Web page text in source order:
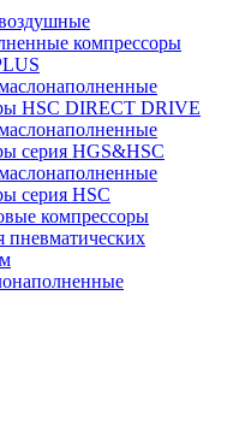
компрессоры
HSC DIRECT DRIVE
серия HGS&HSC
серия HSC
компрессоры
пневматических